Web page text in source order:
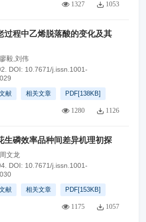
1327 1053
过程中乙烯脱落酸的变化及其
毅,刘伟
DOI: 10.7671/j.issn.1001-
献 相关文章 PDF[138KB]
1280 1126
生磷效率品种间差异机理初探
文龙
DOI: 10.7671/j.issn.1001-
献 相关文章 PDF[153KB]
1175 1057